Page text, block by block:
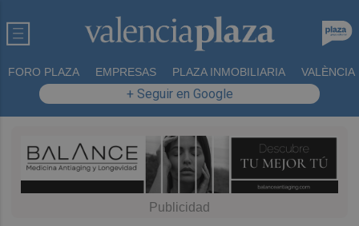
FORO PLAZA EMPRESAS PLAZA INMOBILIARIA VALÈNCIA
+ Seguir en Google